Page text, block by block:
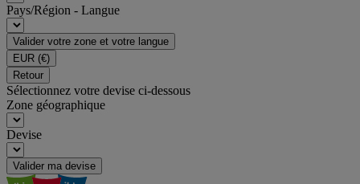
Pays/Région - Langue
Valider votre zone et votre langue
EUR (€)
Retour
Sélectionnez votre devise ci-dessous
Zone géographique
Devise
Valider ma devise